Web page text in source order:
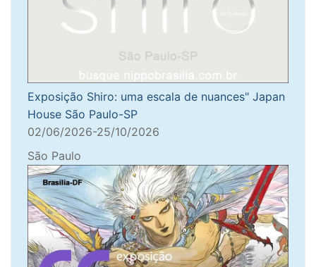
Exposição Shiro: uma escala de nuances" Japan
House São Paulo-SP
02/06/2026-25/10/2026
São Paulo